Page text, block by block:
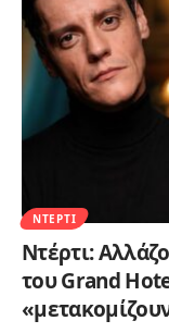
ΝΤΈΡΤΙ
Ντέρτι:
του Grand